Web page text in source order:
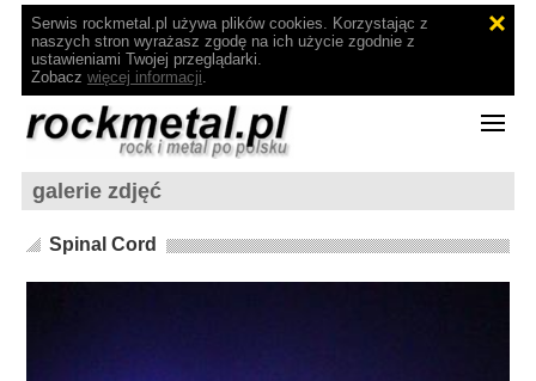
Serwis rockmetal.pl używa plików cookies. Korzystając z
naszych stron wyrażasz zgodę na ich użycie zgodnie z
ustawieniami Twojej przeglądarki.
Zobacz więcej informacji.
galerie zdjęć
Spinal Cord